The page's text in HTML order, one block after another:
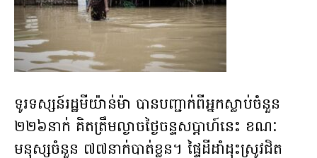
ទូរទស្សន៍រដ្ឋមីយ៉ាន់ម៉ា បានបញ្ជាក់ពីអ្នកស្លាប់ចំនួន
២២៦នាក់ គិតត្រឹមល្ងាចថ្ងៃចន្ទសប្តាហ៍នេះ ខណៈ
មនុស្សចំនួន ៧៧នាក់បាត់ខ្លូន។ ផ្ទៃដីដាំដុះស្រូវជិត